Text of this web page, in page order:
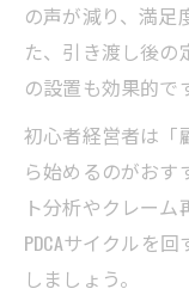
の声が減り、満足
た、引き渡し後の
の設置も効果的で
初心者経営者は「
ら始めるのがおす
ト分析やクレー
PDCAサイクルを
しましょう。